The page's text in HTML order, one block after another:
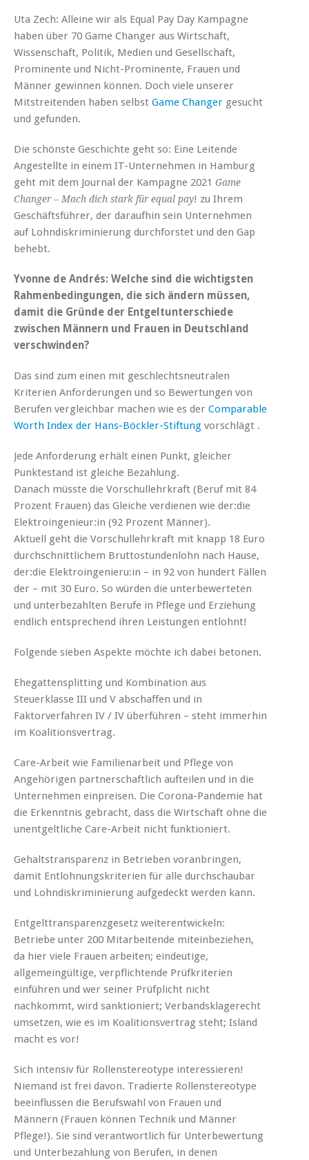
Uta Zech: Alleine wir als Equal Pay Day Kampagne
haben über 70 Game Changer aus Wirtschaft,
Wissenschaft, Politik, Medien und Gesellschaft,
Prominente und Nicht-Prominente, Frauen und
Männer gewinnen können. Doch viele unserer
Mitstreitenden haben selbst Game Changer gesucht
und gefunden.
Die schönste Geschichte geht so: Eine Leitende
Angestellte in einem IT-Unternehmen in Hamburg
geht mit dem Journal der Kampagne 2021 Game
Changer – Mach dich stark für equal pay! zu Ihrem
Geschäftsführer, der daraufhin sein Unternehmen
auf Lohndiskriminierung durchforstet und den Gap
behebt.
Yvonne de Andrés: Welche sind die wichtigsten
Rahmenbedingungen, die sich ändern müssen,
damit die Gründe der Entgeltunterschiede
zwischen Männern und Frauen in Deutschland
verschwinden?
Das sind zum einen mit geschlechtsneutralen
Kriterien Anforderungen und so Bewertungen von
Berufen vergleichbar machen wie es der Comparable
Worth Index der Hans-Böckler-Stiftung vorschlägt .
Jede Anforderung erhält einen Punkt, gleicher
Punktestand ist gleiche Bezahlung.
Danach müsste die Vorschullehrkraft (Beruf mit 84
Prozent Frauen) das Gleiche verdienen wie der:die
Elektroingenieur:in (92 Prozent Männer).
Aktuell geht die Vorschullehrkraft mit knapp 18 Euro
durchschnittlichem Bruttostundenlohn nach Hause,
der:die Elektroingenieru:in – in 92 von hundert Fällen
der – mit 30 Euro. So würden die unterbewerteten
und unterbezahlten Berufe in Pflege und Erziehung
endlich entsprechend ihren Leistungen entlohnt!
Folgende sieben Aspekte möchte ich dabei betonen.
Ehegattensplitting und Kombination aus
Steuerklasse III und V abschaffen und in
Faktorverfahren IV / IV überführen – steht immerhin
im Koalitionsvertrag.
Care-Arbeit wie Familienarbeit und Pflege von
Angehörigen partnerschaftlich aufteilen und in die
Unternehmen einpreisen. Die Corona-Pandemie hat
die Erkenntnis gebracht, dass die Wirtschaft ohne die
unentgeltliche Care-Arbeit nicht funktioniert.
Gehaltstransparenz in Betrieben voranbringen,
damit Entlohnungskriterien für alle durchschaubar
und Lohndiskriminierung aufgedeckt werden kann.
Entgelttransparenzgesetz weiterentwickeln:
Betriebe unter 200 Mitarbeitende miteinbeziehen,
da hier viele Frauen arbeiten; eindeutige,
allgemeingültige, verpflichtende Prüfkriterien
einführen und wer seiner Prüfplicht nicht
nachkommt, wird sanktioniert; Verbandsklagerecht
umsetzen, wie es im Koalitionsvertrag steht; Island
macht es vor!
Sich intensiv für Rollenstereotype interessieren!
Niemand ist frei davon. Tradierte Rollenstereotype
beeinflussen die Berufswahl von Frauen und
Männern (Frauen können Technik und Männer
Pflege!). Sie sind verantwortlich für Unterbewertung
und Unterbezahlung von Berufen, in denen